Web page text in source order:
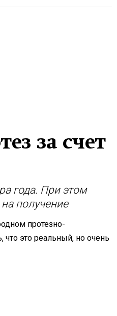
за счет
года. При этом
получение
протезно-
это реальный, но очень